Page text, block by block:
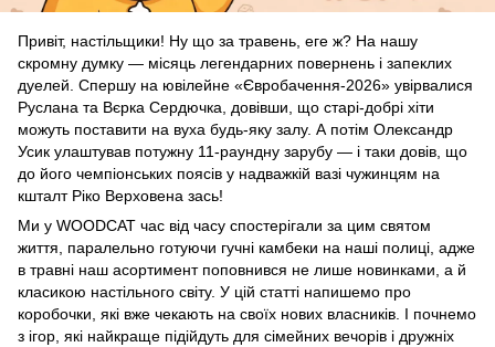
Привіт, настільщики! Ну що за травень, еге ж? На нашу
скромну думку — місяць легендарних повернень і запеклих
дуелей. Спершу на ювілейне «Євробачення-2026» увірвалися
Руслана та Вєрка Сердючка, довівши, що старі-добрі хіти
можуть поставити на вуха будь-яку залу. А потім Олександр
Усик улаштував потужну 11-раундну зарубу — і таки довів, що
до його чемпіонських поясів у надважкій вазі чужинцям на
кшталт Ріко Верховена зась!
Ми у WOODCAT час від часу спостерігали за цим святом
життя, паралельно готуючи гучні камбеки на наші полиці, адже
в травні наш асортимент поповнився не лише новинками, а й
класикою настільного світу. У цій статті напишемо про
коробочки, які вже чекають на своїх нових власників. І почнемо
з ігор, які найкраще підійдуть для сімейних вечорів і дружніх